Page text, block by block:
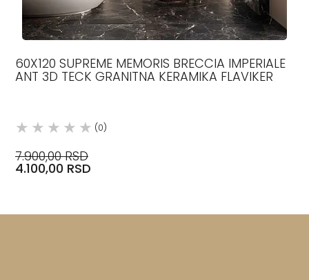
60X120 SUPREME MEMORIS BRECCIA IMPERIALE
ANT 3D TECK GRANITNA KERAMIKA FLAVIKER
(0)
7.900,00 RSD
4.100,00 RSD